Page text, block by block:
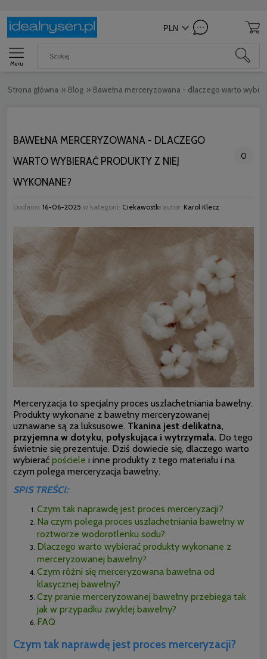
Menu
Strona główna » Blog » Bawełna merceryzowana - dlaczego warto
BAWEŁNA MERCERYZOWANA - DLACZEGO
WARTO WYBIERAĆ PRODUKTY Z NIEJ
WYKONANE?
0
Dodano: 16-06-2025 w kategorii: Ciekawostki autor: Karol Klecz
Merceryzacja to specjalny proces uszlachetniania bawełny.
Produkty wykonane z bawełny merceryzowanej
uznawane są za luksusowe. Tkanina jest delikatna,
przyjemna w dotyku, połyskująca i wytrzymała. Do tego
świetnie się prezentuje. Dziś dowiecie się, dlaczego warto
wybierać pościele i inne produkty z tego materiału i na
czym polega merceryzacja bawełny.
SPIS TREŚCI:
Czym tak naprawdę jest proces merceryzacji?
Na czym polega proces uszlachetniania bawełny w
roztworze wodorotlenku sodu?
Dlaczego warto wybierać produkty wykonane z
merceryzowanej bawełny?
Czym różni się merceryzowana bawełna od
klasycznej bawełny?
Czy pranie merceryzowanej bawełny przebiega tak
jak w przypadku zwykłej bawełny?
FAQ
Czym tak naprawdę jest proces merceryzacji?